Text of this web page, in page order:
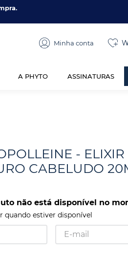
Minha conta
A PHYTO ASSINATURAS
-
CABELUDO
não está disponível no
quando estiver disponível